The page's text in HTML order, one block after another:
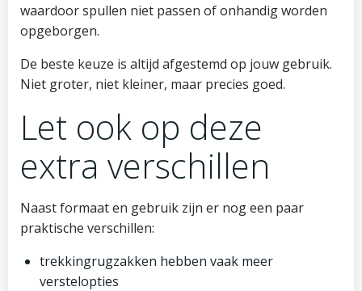
waardoor spullen niet passen of onhandig worden
opgeborgen.
De beste keuze is altijd afgestemd op jouw gebruik.
Niet groter, niet kleiner, maar precies goed.
Let ook op deze
extra verschillen
Naast formaat en gebruik zijn er nog een paar
praktische verschillen:
trekkingrugzakken hebben vaak meer
verstelopties